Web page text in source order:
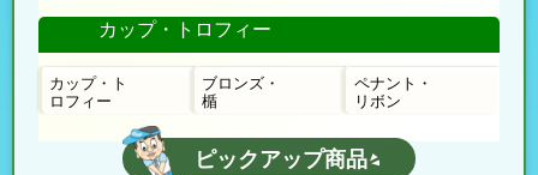
カップ・トロフィー
カップ・ト
ロフィー
ブロンズ・
楯
ペナント・
リボン
ピックアップ商品